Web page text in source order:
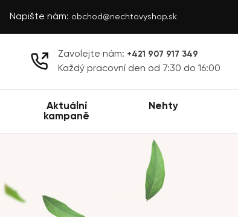
Napište nám: obchod@nechtovyshop.sk
Zavolejte nám: +421 907 917 349
Každý pracovní den od 7:30 do 16:00
Aktuální
kampaně
Nehty